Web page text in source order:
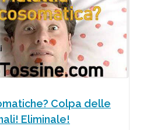
Colpa delle
Eliminale!